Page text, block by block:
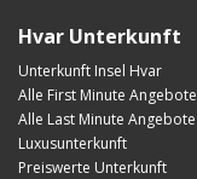
Hvar Unterkunft
Unterkunft Insel Hvar
Alle First Minute Angebote
Alle Last Minute Angebote
Luxusunterkunft
Preiswerte Unterkunft